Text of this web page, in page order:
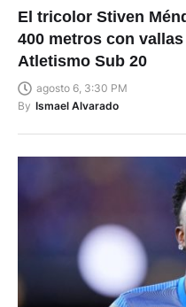
El tricolor Stiven
400 metros con
Atletismo Sub 20
agosto 6, 3:30 PM
By Ismael Alvarado